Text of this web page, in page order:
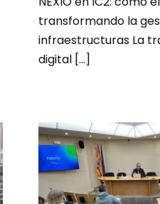
transformando la
infraestructuras La
digital [...]